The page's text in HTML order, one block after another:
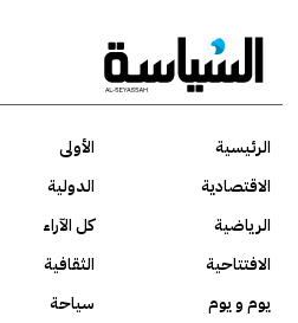
الرئيسية الأولى
الاقتصادية
الدولية
الرياضية
كل الآراء
الافتتاحية
الثقافية
يوم و يوم
سياحة